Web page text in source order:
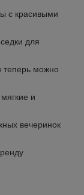
с красивыми
для
теперь можно
и
вечеринок